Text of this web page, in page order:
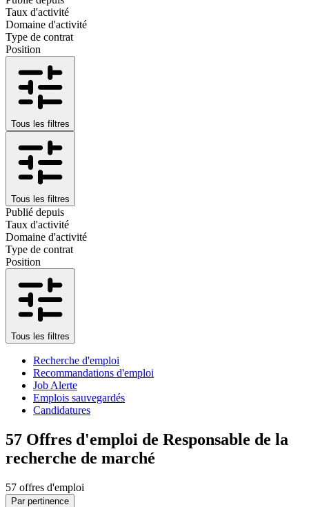
Taux d'activité
Domaine d'activité
Type de contrat
Position
Tous les filtres
Tous les filtres
Publié depuis
Taux d'activité
Domaine d'activité
Type de contrat
Position
Tous les filtres
Recherche d'emploi
Recommandations d'emploi
Job Alerte
Emplois sauvegardés
Candidatures
57 Offres d'emploi de Responsable de la
recherche de marché
57 offres d'emploi
Par pertinence